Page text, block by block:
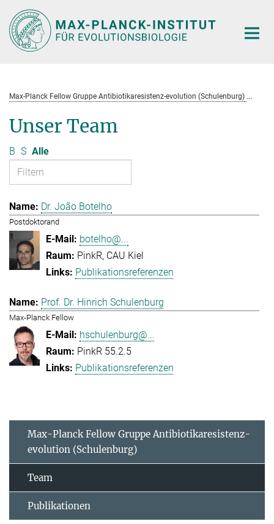
Hauptinhalt
Max-Planck Fellow Gruppe Antibiotikaresistenz-evolution (Schulenburg)
Unser Team
B S Alle
Dr. João Botelho
Postdoktorand
botelho@...
PinkR, CAU Kiel
Publikationsreferenzen
Prof. Dr. Hinrich Schulenburg
Max-Planck Fellow
hschulenburg@...
PinkR 55.2.5
Publikationsreferenzen
Max-Planck Fellow Gruppe Antibiotikaresistenz-
evolution (Schulenburg)
Team
Publikationen